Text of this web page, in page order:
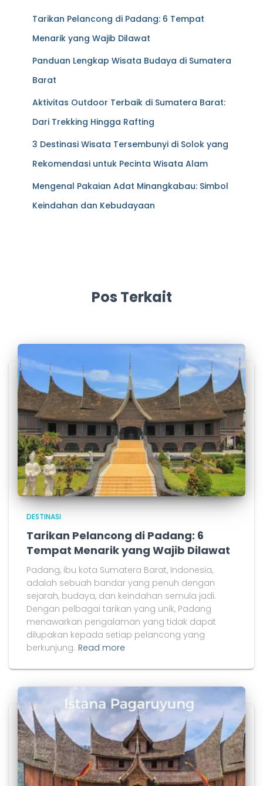
Tarikan Pelancong di Padang: 6 Tempat
Menarik yang Wajib Dilawat
Panduan Lengkap Wisata Budaya di Sumatera
Barat
Aktivitas Outdoor Terbaik di Sumatera Barat:
Dari Trekking Hingga Rafting
3 Destinasi Wisata Tersembunyi di Solok yang
Rekomendasi untuk Pecinta Wisata Alam
Mengenal Pakaian Adat Minangkabau: Simbol
Keindahan dan Kebudayaan
Pos Terkait
DESTINASI
Tarikan Pelancong di Padang: 6
Tempat Menarik yang Wajib Dilawat
Padang, ibu kota Sumatera Barat, Indonesia,
adalah sebuah bandar yang penuh dengan
sejarah, budaya, dan keindahan semula jadi.
Dengan pelbagai tarikan yang unik, Padang
menawarkan pengalaman yang tidak dapat
dilupakan kepada setiap pelancong yang
berkunjung. Read more